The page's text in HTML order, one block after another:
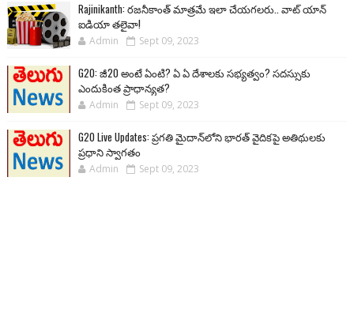
Rajinikanth: రజనీకాంత్ మాత్రమే ఇలా చేయగలరు.. వాట్ యాన్
ఐడియా తలైవా!
Admin Sept 09, 2023
G20: జీ20 అంటే ఏంటి? ఏ ఏ దేశాలకు సభ్యత్వం? సదస్సుకు
ఎందుకింత ప్రాధాన్యత?
Admin Sept 09, 2023
G20 Live Updates: ప్రగతి మైదాన్‌లోని భారత్ వైదికపై అతిథులకు
ప్రధాని స్వాగతం
Admin Sept 09, 2023